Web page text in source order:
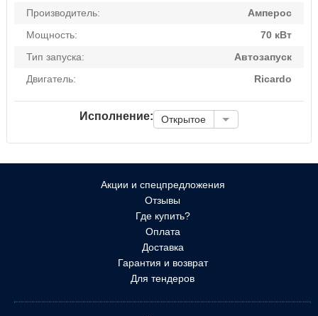
Производитель:
Амперос
Мощность:
70 кВт
Тип запуска:
Автозапуск
Двигатель:
Ricardo
Исполнение: Открытое
Акции и спецпредложения
Отзывы
Где купить?
Оплата
Доставка
Гарантия и возврат
Для тендеров